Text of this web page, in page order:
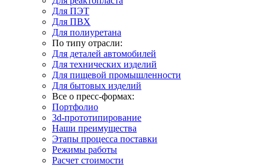
Для ПЭТ
Для ПВХ
Для полиуретана
По типу отрасли:
Для деталей автомобилей
Для технических изделий
Для пищевой промышленности
Для бытовых изделий
Все о пресс-формах:
Портфолио
3d-прототипирование
Наши преимущества
Этапы процесса поставки
Режимы работы
Расчет стоимости